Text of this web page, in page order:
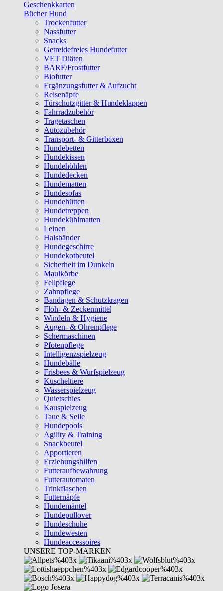
Geschenkkarten
Bücher Hund
Trockenfutter
Nassfutter
Snacks
Getreidefreies Hundefutter
VET Diäten
BARF/Frostfutter
Biofutter
Ergänzungsfutter & Aufzucht
Reisenäpfe
Türschutzgitter & Hundeklappen
Fahrradzubehör
Tragetaschen
Autozubehör
Transport- & Gitterboxen
Hundebetten
Hundekissen
Hundehöhlen
Hundedecken
Hundematten
Hundesofas
Hundehütten
Hundetreppen
Hundekühlmatten
Leinen
Halsbänder
Hundegeschirre
Hundekotbeutel
Sicherheit im Dunkeln
Maulkörbe
Fellpflege
Zahnpflege
Bandagen & Schutzkragen
Floh- & Zeckenmittel
Windeln & Hygiene
Augen- & Ohrenpflege
Schermaschinen
Pfotenpflege
Intelligenzspielzeug
Hundebälle
Frisbees & Wurfspielzeug
Kuscheltiere
Wasserspielzeug
Quietschies
Kauspielzeug
Taue & Seile
Hundepools
Agility & Training
Snackbeutel
Apportieren
Erziehungshilfen
Futteraufbewahrung
Futterautomaten
Trinkflaschen
Futternäpfe
Hundemäntel
Hundepullover
Hundeschuhe
Hundewesten
Hundeaccessoires
UNSERE TOP-MARKEN